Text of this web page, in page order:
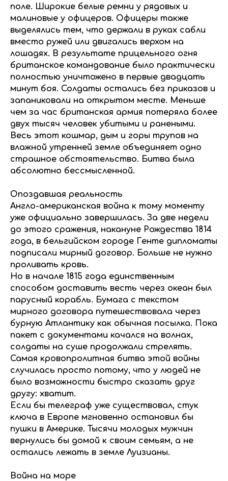
поле. Широкие белые ремни у рядовых и
малиновые у офицеров. Офицеры также
выделялись тем, что держали в руках сабли
вместо ружей или двигались верхом на
лошадях. В результате прицельного огня
британское командование было практически
полностью уничтожено в первые двадцать
минут боя. Солдаты остались без приказов и
запаниковали на открытом месте. Меньше
чем за час британская армия потеряла более
двух тысяч человек убитыми и ранеными.
Весь этот кошмар, дым и горы трупов на
влажной утренней земле объединяет одно
страшное обстоятельство. Битва была
абсолютно бессмысленной.
Опоздавшая реальность
Англо-американская война к тому моменту
уже официально завершилась. За две недели
до этого сражения, накануне Рождества 1814
года, в бельгийском городе Генте дипломаты
подписали мирный договор. Больше не нужно
проливать кровь.
Но в начале 1815 года единственным
способом доставить весть через океан был
парусный корабль. Бумага с текстом
мирного договора путешествовала через
бурную Атлантику как обычная посылка. Пока
пакет с документами качался на волнах,
солдаты на суше продолжали стрелять.
Самая кровопролитная битва этой войны
случилась просто потому, что у людей не
было возможности быстро сказать друг
другу: хватит.
Если бы телеграф уже существовал, стук
ключа в Европе мгновенно остановил бы
пушки в Америке. Тысячи молодых мужчин
вернулись бы домой к своим семьям, а не
остались лежать в земле Луизианы.
Война на море